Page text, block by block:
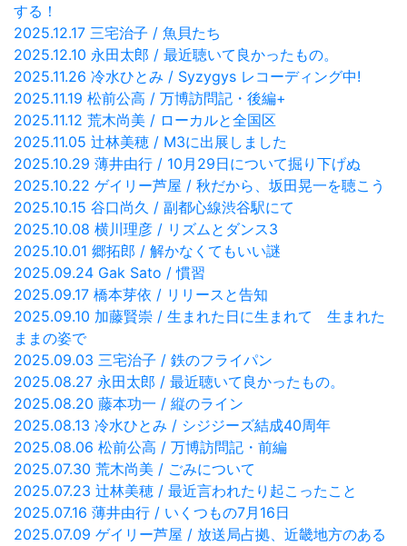
する！
2025.12.17 三宅治子 / 魚貝たち
2025.12.10 永田太郎 / 最近聴いて良かったもの。
2025.11.26 冷水ひとみ / Syzygys レコーディング中!
2025.11.19 松前公高 / 万博訪問記・後編+
2025.11.12 荒木尚美 / ローカルと全国区
2025.11.05 辻林美穂 / M3に出展しました
2025.10.29 薄井由行 / 10月29日について掘り下げぬ
2025.10.22 ゲイリー芦屋 / 秋だから、坂田晃一を聴こう
2025.10.15 谷口尚久 / 副都心線渋谷駅にて
2025.10.08 横川理彦 / リズムとダンス3
2025.10.01 郷拓郎 / 解かなくてもいい謎
2025.09.24 Gak Sato / 慣習
2025.09.17 橋本芽依 / リリースと告知
2025.09.10 加藤賢崇 / 生まれた日に生まれて 生まれた
ままの姿で
2025.09.03 三宅治子 / 鉄のフライパン
2025.08.27 永田太郎 / 最近聴いて良かったもの。
2025.08.20 藤本功一 / 縦のライン
2025.08.13 冷水ひとみ / シジジーズ結成40周年
2025.08.06 松前公高 / 万博訪問記・前編
2025.07.30 荒木尚美 / ごみについて
2025.07.23 辻林美穂 / 最近言われたり起こったこと
2025.07.16 薄井由行 / いくつもの7月16日
2025.07.09 ゲイリー芦屋 / 放送局占拠、近畿地方のある